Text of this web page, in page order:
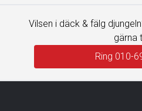
Vilsen i däck & fälg
gärna
Ring 010-